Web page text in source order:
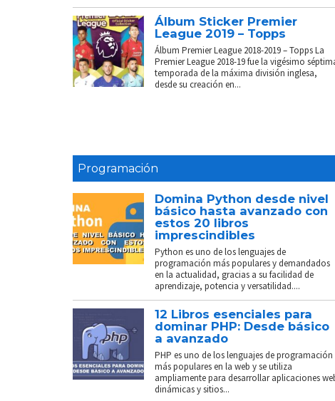
Álbum Sticker Premier
League 2019 – Topps
Álbum Premier League 2018-2019 – Topps La
Premier League 2018-19 fue la vigésimo
temporada de la máxima división inglesa,
desde su creación en...
Programación
Domina Python desde nivel
básico hasta avanzado con
estos 20 libros
imprescindibles
Python es uno de los lenguajes de
programación más populares y demandados
en la actualidad, gracias a su facilidad de
aprendizaje, potencia y versatilidad....
12 Libros esenciales para
dominar PHP: Desde básico
a avanzado
PHP es uno de los lenguajes de programación
más populares en la web y se utiliza
ampliamente para desarrollar aplicaciones
dinámicas y sitios...